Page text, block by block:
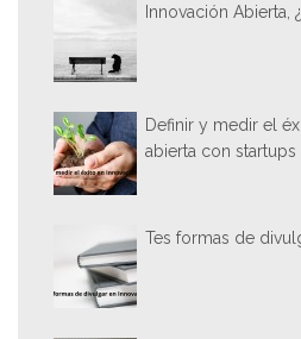
Innovación Abierta,
Definir y medir el
abierta con startups
Tes formas de